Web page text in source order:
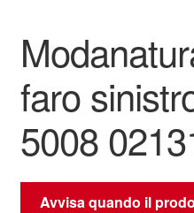
faro
5008
Avvisa quando il